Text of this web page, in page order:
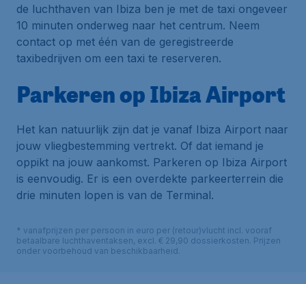
de luchthaven van Ibiza ben je met de taxi ongeveer
10 minuten onderweg naar het centrum. Neem
contact op met één van de geregistreerde
taxibedrijven om een taxi te reserveren.
Parkeren op Ibiza Airport
Het kan natuurlijk zijn dat je vanaf Ibiza Airport naar
jouw vliegbestemming vertrekt. Of dat iemand je
oppikt na jouw aankomst. Parkeren op Ibiza Airport
is eenvoudig. Er is een overdekte parkeerterrein die
drie minuten lopen is van de Terminal.
* vanafprijzen per persoon in euro per (retour)vlucht incl. vooraf
betaalbare luchthaventaksen, excl. € 29,90 dossierkosten. Prijzen
onder voorbehoud van beschikbaarheid.